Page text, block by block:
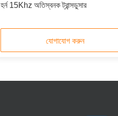
হর্ন 15Khz অতিস্বনক ট্রান্সডুসার
যোগাযোগ করুন